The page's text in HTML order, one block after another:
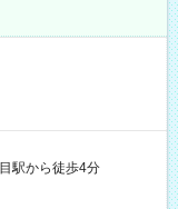
駅から徒歩4分